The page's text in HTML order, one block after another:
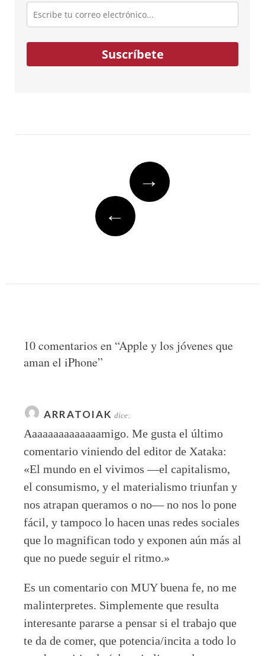
Escribe
tu
correo
electrónico...
Suscríbete
→
←
10 comentarios en “Apple y los jóvenes que
aman el iPhone”
ARRATOIAK dice:
Aaaaaaaaaaaaaamigo. Me gusta el último
comentario viniendo del editor de Xataka:
«El mundo en el vivimos —el capitalismo,
el consumismo, y el materialismo triunfan y
nos atrapan queramos o no— no nos lo pone
fácil, y tampoco lo hacen unas redes sociales
que lo magnifican todo y exponen aún más al
que no puede seguir el ritmo.»
Es un comentario con MUY buena fe, no me
malinterpretes. Simplemente que resulta
interesante pararse a pensar si el trabajo que
te da de comer, que potencia/incita a todo lo